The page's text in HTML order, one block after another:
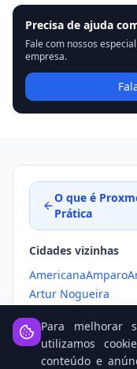
Precisa de ajuda
Fale com nossos
empresa.
O que é
Prática
Cidades vizinhas
AmericanaAmparo
Artur Nogueira
Para melhorar
utilizamos
conteúdo e